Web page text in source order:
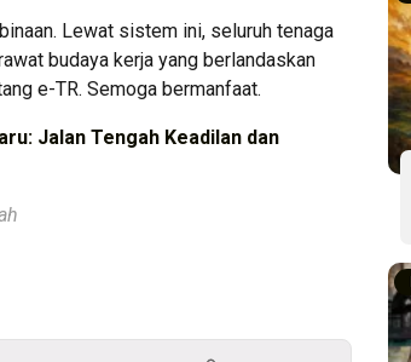
Lewat sistem ini, seluruh tenaga
budaya kerja yang berlandaskan
e-TR. Semoga bermanfaat.
Jalan Tengah Keadilan dan